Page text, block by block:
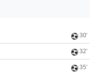
30'
32'
35'